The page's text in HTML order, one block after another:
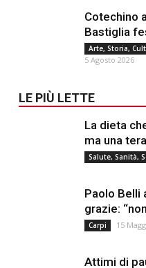
Cotechino
Bastiglia
Arte, Storia,
5 Agosto 2026
LE PIÙ LETTE
La dieta
ma una
Salute, Sanità,
Paolo Belli
grazie:
Carpi 15
Attimi di